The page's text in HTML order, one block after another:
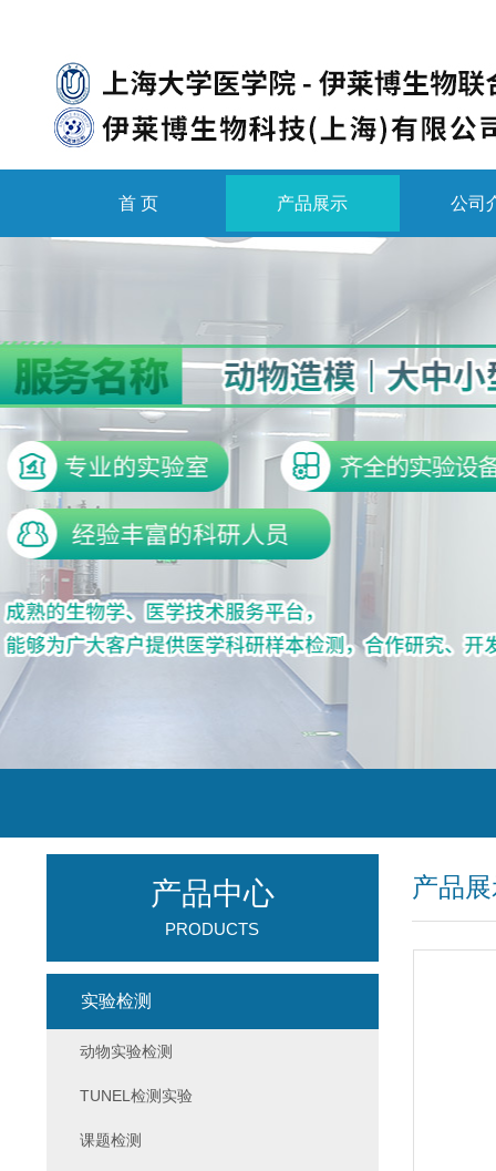
首 页 产品展示 公司
产品
产品中心
PRODUCTS
实验检测
动物实验检测
TUNEL检测实验
课题检测